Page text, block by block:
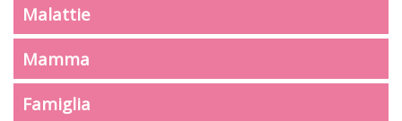
Malattie
Mamma
Famiglia